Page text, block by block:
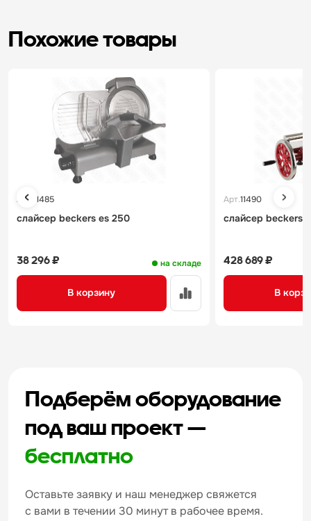
Похожие товары
Арт. 11485
слайсер beckers es 250
на складе
38 296 ₽
В корзину
Арт.11490
слайсер beckers
428 689 ₽
В
Подберём оборудование
под ваш проект —
бесплатно
Оставьте заявку и наш менеджер свяжется
с вами в течении 30 минут в рабочее время.